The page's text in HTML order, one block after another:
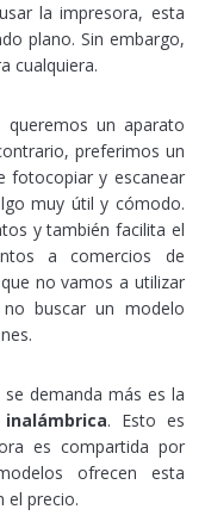
la impresora, esta
plano. Sin embargo,
cualquiera.
un aparato
preferimos un
fotocopiar y escanear
muy útil y cómodo.
y también facilita el
a comercios de
no vamos a utilizar
buscar un modelo
demanda más es la
. Esto es
es compartida por
ofrecen esta
el precio.